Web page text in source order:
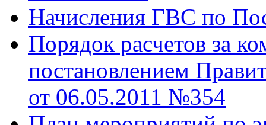
Начисления ГВС по
Порядок расчетов за
постановлением
от 06.05.2011 №354